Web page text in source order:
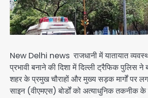
New Delhi news राजधानी में यातायात
प्रभावी बनाने की दिशा में दिल्ली ट्रैफिक पुलिस ने
शहर के प्रमुख चौराहों और मुख्य सड़क मार्गों पर
साइन (वीएमएस) बोर्डों को अत्याधुनिक तकनीक